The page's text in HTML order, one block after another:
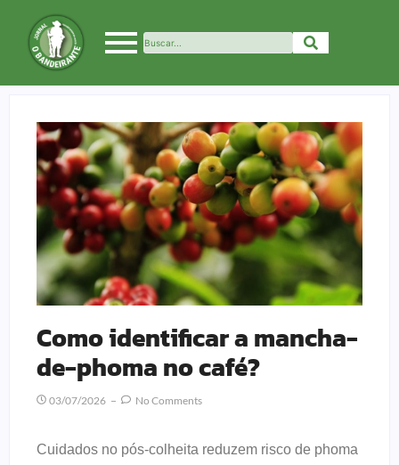
Como identificar a mancha-
de-phoma no café?
03/07/2026 No Comments
Cuidados no pós-colheita reduzem risco de phoma